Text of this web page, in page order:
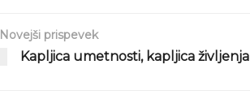
Novejši prispevek
Kapljica umetnosti, kapljica življenja